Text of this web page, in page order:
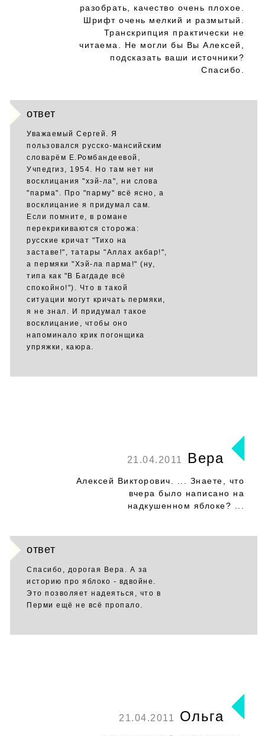
разобрать, качество очень плохое.
Шрифт очень мелкий и размытый.
Транскрипция практически не
читаема. Не могли бы Вы Алексей,
подсказать ваши источники?
Спасибо.
ответ
Уважаемый Сергей. Я
пользовался русско-мансийским
словарём Е.Ромбандеевой,
Учпедгиз, 1954. Но там нет ни
восклицания "хэй-ла", ни слова
"парма". Про "парму" всё ясно, а
восклицание я придумал сам.
Если помните, в романе
перекрикиваются сторожа:
русские кричат "Тихо на
заставе!", татары "Аллах акбар!",
а пермяки "Хэй-ла парма!" (ну,
типа как "В Багдаде всё
спокойно!"). Что в такой
ситуации могут кричать пермяки,
я не знал. И придумал такое
восклицание, чтобы оно
напоминало крик погонщика
упряжки, каюра.
21.04.2011 Вера
Алексей Викторович. ... Знаете, что
вчера было написано на
надкушенном яблоке? ...
ответ
Спасибо, дорогая Вера. А за
историю про яблоко - вдвойне.
Это позволяет надеяться, что в
Перми ещё не всё пропало.
21.04.2011 Ольга